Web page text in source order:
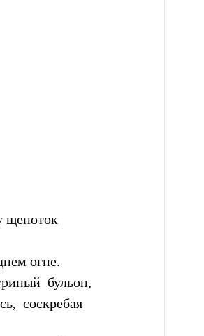
щепоток
огне.
бульон,
соскребая